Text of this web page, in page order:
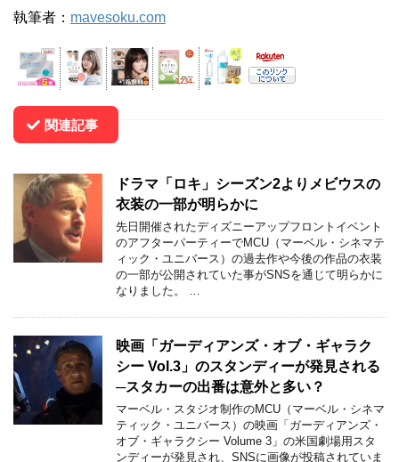
執筆者： mavesoku.com
関連記事
ドラマ「ロキ」シーズン2よりメビウスの
衣装の一部が明らかに
先日開催されたディズニーアップフロントイベント
のアフターパーティーでMCU（マーベル・シネマテ
ィック・ユニバース）の過去作や今後の作品の衣装
の一部が公開されていた事がSNSを通じて明らかに
なりました。 …
映画「ガーディアンズ・オブ・ギャラク
シー Vol.3」のスタンディーが発見される
─スタカーの出番は意外と多い？
マーベル・スタジオ制作のMCU（マーベル・シネマ
ティック・ユニバース）の映画「ガーディアンズ・
オブ・ギャラクシー Volume 3」の米国劇場用スタ
ンディーが発見され、SNSに画像が投稿されていま